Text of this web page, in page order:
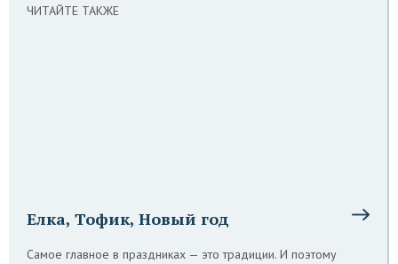
ЧИТАЙТЕ ТАКЖЕ
Елка, Тофик, Новый год
Самое главное в праздниках — это традиции. И поэтому